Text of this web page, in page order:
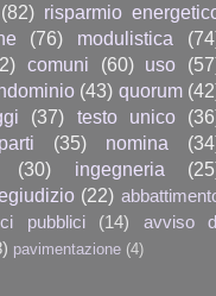
(82) risparmio
(76) modulistica
comuni (60) uso
(43) quorum
(37) testo unico
parti (35) nomina
(30) ingegneria
(22)
pubblici (14)
avviso
pavimentazione (4)